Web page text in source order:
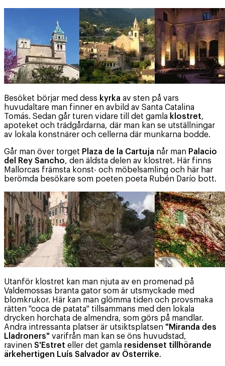
Besöket börjar med dess kyrka av sten på vars
huvudaltare man finner en avbild av Santa Catalina
Tomás. Sedan går turen vidare till det gamla klostret,
apoteket och trädgårdarna, där man kan se utställningar
av lokala konstnärer och cellerna där munkarna bodde.
Går man över torget Plaza de la Cartuja når man Palacio
del Rey Sancho, den äldsta delen av klostret. Här finns
Mallorcas främsta konst- och möbelsamling och här har
berömda besökare som poeten poeta Rubén Darío bott.
Utanför klostret kan man njuta av en promenad på
Valdemossas branta gator som är utsmyckade med
blomkrukor. Här kan man glömma tiden och provsmaka
rätten "coca de patata" tillsammans med den lokala
drycken horchata de almendra, som görs på mandlar.
Andra intressanta platser är utsiktsplatsen "Miranda des
Lladroners" varifrån man kan se öns huvudstad,
ravinen S'Estret eller det gamla residenset tillhörande
ärkehertigen Luís Salvador av Österrike.